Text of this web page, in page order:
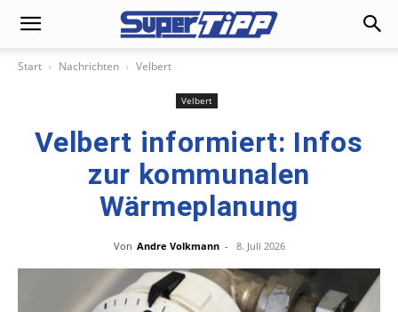
Start Nachrichten Velbert
Velbert
Velbert informiert: Infos
zur kommunalen
Wärmeplanung
Von Andre Volkmann - 8. Juli 2026